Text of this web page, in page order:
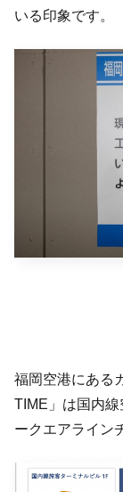
いる印象です。
福岡空港にある
TIME」は国内
ークエアライン